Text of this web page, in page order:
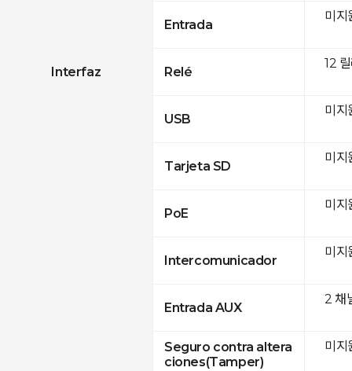
Interfaz
Entrada
Relé
USB
Tarjeta SD
PoE
Intercomunicador
Entrada AUX
Seguro contra altera
ciones(Tamper)
미지
12
미지
미지
미지
미지
2 채
미지